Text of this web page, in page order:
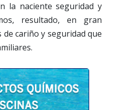
la naciente seguridad y
resultado, en gran
de cariño y seguridad que